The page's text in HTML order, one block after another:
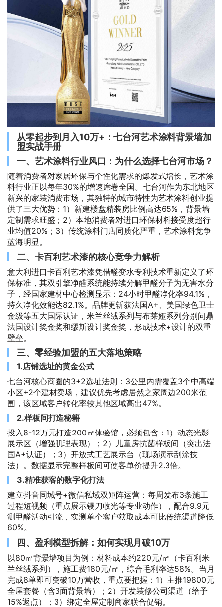
从零起步到月入10万+：七台河艺术涂料背景墙加
盟实战手册
一、艺术涂料行业风口：为什么选择七台河市场？
随着消费者对家居环保与个性化需求的爆发式增长，艺术涂
料行业正以每年30%的增速席卷全国。七台河作为东北地区
新兴的家装消费市场，其独特的城市特性为艺术涂料创业提
供了三大优势：1）新建楼盘精装房比例高达65%，背景墙
定制需求旺盛；2）本地消费者对进口环保材料接受度超行
业均值20%；3）传统涂料门店同质化严重，艺术涂料竞争
蓝海明显。
二、卡百利艺术漆的核心竞争力解析
意大利进口卡百利艺术漆凭借醛变水专利技术重新定义了环
保标准，其双引擎净醛系统能持续分解甲醛分子为无害水分
子，经国家建材中心检测显示：24小时甲醛净化率94.1%，
持久净化效能达82.1%。品牌更斩获法国A+、美国绿色卫士
金级等五大国际认证，米兰丝绒系列与布莱娅系列分别问鼎
法国设计奖金奖和缪斯设计奖金奖，形成技术+设计的双重
壁垒。
三、零经验加盟的五大落地策略
1.店铺选址的黄金公式
七台河核心商圈的3+2选址法则：3公里内需覆盖3个中高端
小区+2个建材卖场，建议优先考虑居然之家周边200米范
围，该区域客户转化率较其他区域高出47%。
2.样板间打造秘籍
投入8-12万元打造200㎡体验馆，必须包含：1）动态光影
展示区（增强肌理表现）；2）儿童房抗菌样板间（突出法
国A+认证）；3）开放式工艺展示台（现场演示刮涂技
法）。数据显示完整样板间可使客单价提升2.3倍。
3.精准获客的数字化打法
建立抖音同城号+微信私域双矩阵运营：每周发布3条施工
过程短视频（重点展示镘刀收光等专业动作），配合9.9元
测甲醛活动引流，实测单个客户获取成本可比传统渠道降低
60%。
四、盈利模型拆解：如何实现月破10万
以80㎡背景墙项目为例：材料成本约220元/㎡（卡百利米
兰丝绒系列），施工费180元/㎡，综合毛利率达58%。当月
完成8单即可突破10万营收，重点要把握：1）主推19800元
全屋套餐（含3面背景墙）；2）开发装修公司渠道（给予
15%返点）；3）绑定全屋定制商家联合促销。